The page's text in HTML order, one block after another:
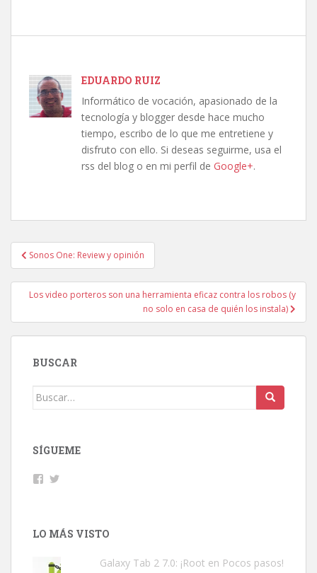
EDUARDO RUIZ
Informático de vocación, apasionado de la
tecnología y blogger desde hace mucho
tiempo, escribo de lo que me entretiene y
disfruto con ello. Si deseas seguirme, usa el
rss del blog o en mi perfil de Google+.
Navegación
de
entradas
Sonos One: Review y opinión
Los video porteros son una herramienta eficaz contra los robos (y
no solo en casa de quién los instala)
BUSCAR
Buscar:
SÍGUEME
Facebook
LO MÁS VISTO
Galaxy Tab 2 7.0: ¡Root en Pocos pasos!